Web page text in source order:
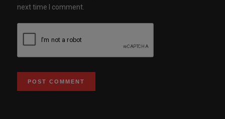
next time I comment.